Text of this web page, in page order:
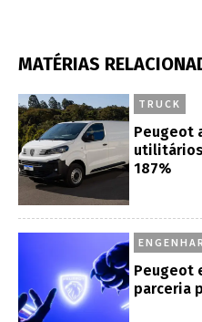
MATÉRIAS
TRUCK
Peugeot
187%
Peugeot
parceria